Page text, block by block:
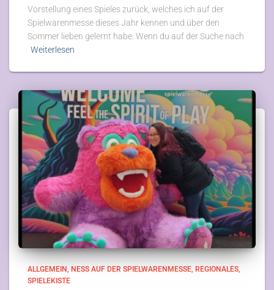
Vorstellung eines Spieles zurück, welches ich auf der
Spielwarenmesse dieses Jahr kennen und über den
Sommer lieben gelernt habe. Wenn du auf der Suche nach
Weiterlesen
ALLGEMEIN NESS AUF DER SPIELWARENMESSE REGIONALES
SPIELEKISTE